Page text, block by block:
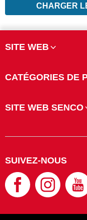
CHARGER
SITE WEB
CATÉGORIES DE
SITE WEB SENCO
SUIVEZ-NOUS